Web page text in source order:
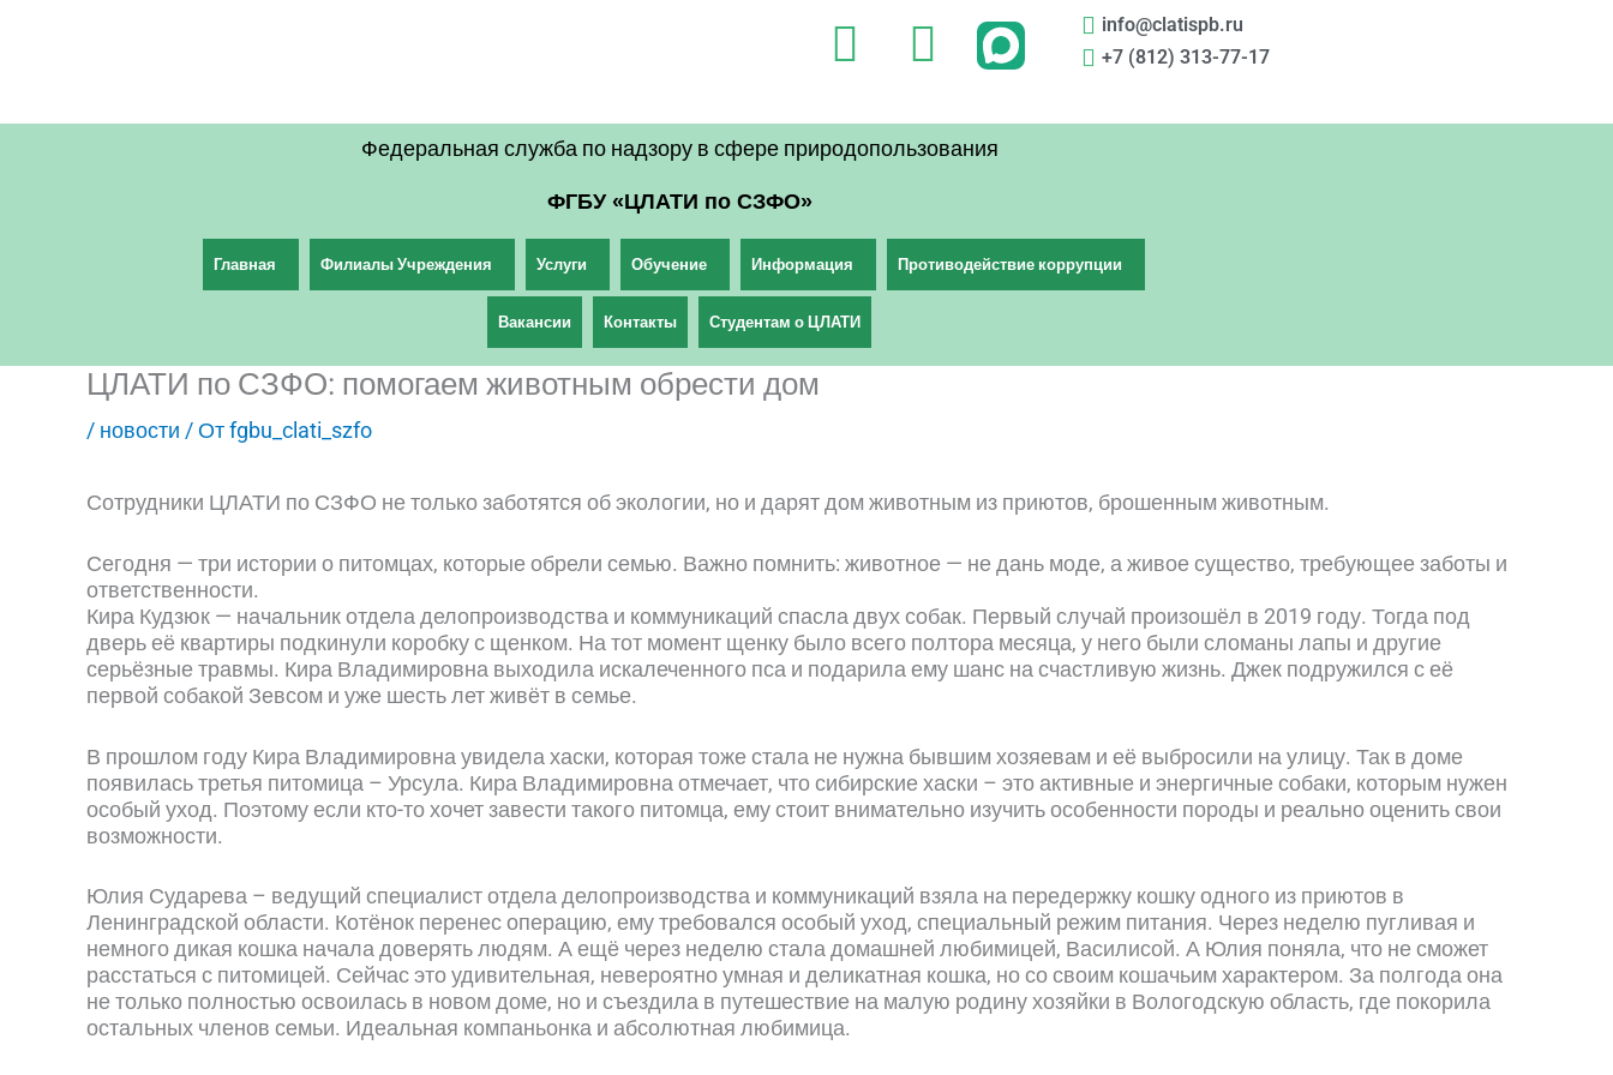
V
T
l
g
r
m
info@clatispb.ru
+7 (812) 313-77-17
Федеральная служба по надзору в сфере природопользования
ФГБУ «ЦЛАТИ по СЗФО»
Главная Филиалы Учреждения Услуги Обучение Информация Противодействие коррупции
Вакансии Контакты Студентам о ЦЛАТИ
ЦЛАТИ по СЗФО: помогаем животным обрести дом
/ новости / Отfgbu_clati_szfo
Сотрудники ЦЛАТИ по СЗФО не только заботятся об экологии, но и дарят дом животным из приютов, брошенным животным.
Сегодня — три истории о питомцах, которые обрели семью. Важно помнить: животное — не дань моде, а живое существо, требующее заботы и
ответственности.
Кира Кудзюк — начальник отдела делопроизводства и коммуникаций спасла двух собак. Первый случай произошёл в 2019 году. Тогда под
дверь её квартиры подкинули коробку с щенком. На тот момент щенку было всего полтора месяца, у него были сломаны лапы и другие
серьёзные травмы. Кира Владимировна выходила искалеченного пса и подарила ему шанс на счастливую жизнь. Джек подружился с её
первой собакой Зевсом и уже шесть лет живёт в семье.
В прошлом году Кира Владимировна увидела хаски, которая тоже стала не нужна бывшим хозяевам и её выбросили на улицу. Так в доме
появилась третья питомица – Урсула. Кира Владимировна отмечает, что сибирские хаски – это активные и энергичные собаки, которым нужен
особый уход. Поэтому если кто-то хочет завести такого питомца, ему стоит внимательно изучить особенности породы и реально оценить свои
возможности.
Юлия Сударева – ведущий специалист отдела делопроизводства и коммуникаций взяла на передержку кошку одного из приютов в
Ленинградской области. Котёнок перенес операцию, ему требовался особый уход, специальный режим питания. Через неделю пугливая и
немного дикая кошка начала доверять людям. А ещё через неделю стала домашней любимицей, Василисой. А Юлия поняла, что не сможет
расстаться с питомицей. Сейчас это удивительная, невероятно умная и деликатная кошка, но со своим кошачьим характером. За полгода она
не только полностью освоилась в новом доме, но и съездила в путешествие на малую родину хозяйки в Вологодскую область, где покорила
остальных членов семьи. Идеальная компаньонка и абсолютная любимица.